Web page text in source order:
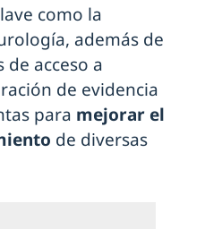
como la
además de
acceso a
de evidencia
para mejorar el
de diversas